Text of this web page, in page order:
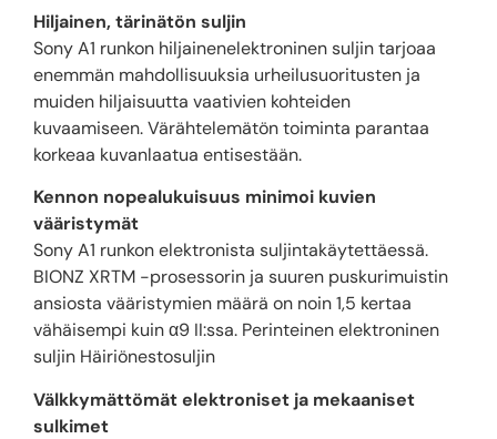
Hiljainen, tärinätön suljin
Sony A1 runkon hiljainenelektroninen suljin tarjoaa
enemmän mahdollisuuksia urheilusuoritusten ja
muiden hiljaisuutta vaativien kohteiden
kuvaamiseen. Värähtelemätön toiminta parantaa
korkeaa kuvanlaatua entisestään.
Kennon nopealukuisuus minimoi kuvien
vääristymät
Sony A1 runkon elektronista suljintakäytettäessä.
BIONZ XRTM -prosessorin ja suuren puskurimuistin
ansiosta vääristymien määrä on noin 1,5 kertaa
vähäisempi kuin α9 II:ssa. Perinteinen elektroninen
suljin Häiriönestosuljin
Välkkymättömät elektroniset ja mekaaniset
sulkimet